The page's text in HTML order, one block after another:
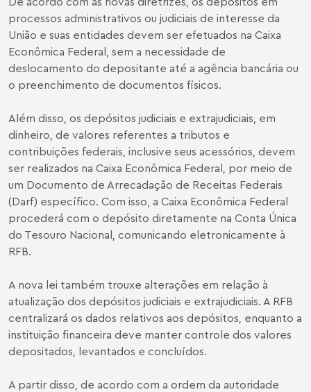
processos administrativos ou judiciais de interesse da
União e suas entidades devem ser efetuados na Caixa
Econômica Federal, sem a necessidade de
deslocamento do depositante até a agência bancária ou
o preenchimento de documentos físicos.
Além disso, os depósitos judiciais e extrajudiciais, em
dinheiro, de valores referentes a tributos e
contribuições federais, inclusive seus acessórios, devem
ser realizados na Caixa Econômica Federal, por meio de
um Documento de Arrecadação de Receitas Federais
(Darf) específico. Com isso, a Caixa Econômica Federal
procederá com o depósito diretamente na Conta Única
do Tesouro Nacional, comunicando eletronicamente à
RFB.
A nova lei também trouxe alterações em relação à
atualização dos depósitos judiciais e extrajudiciais. A RFB
centralizará os dados relativos aos depósitos, enquanto a
instituição financeira deve manter controle dos valores
depositados, levantados e concluídos.
A partir disso, de acordo com a ordem da autoridade